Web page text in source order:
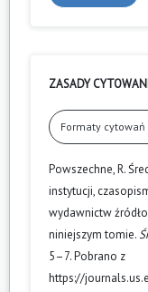
ZASADY
Formaty cytowań
Powszechne, R.
instytucji,
wydawnictw
niniejszym tomie.
5–7. Pobrano z
https://